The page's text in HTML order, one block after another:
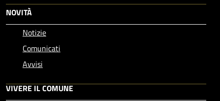
NOVITÀ
Notizie
Comunicati
Avvisi
VIVERE IL COMUNE